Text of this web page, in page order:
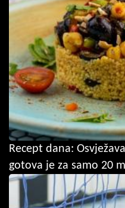
Recept dana:
gotova je za samo 20